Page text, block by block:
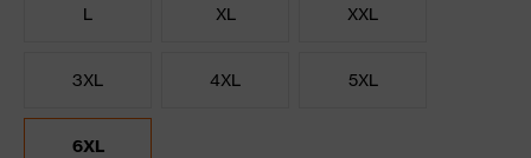
L XL XXL
3XL 4XL 5XL
6XL